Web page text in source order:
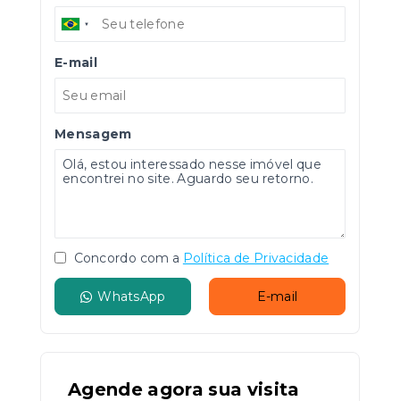
E-mail
Mensagem
Concordo com a Política de Privacidade
WhatsApp E-mail
Agende agora sua visita